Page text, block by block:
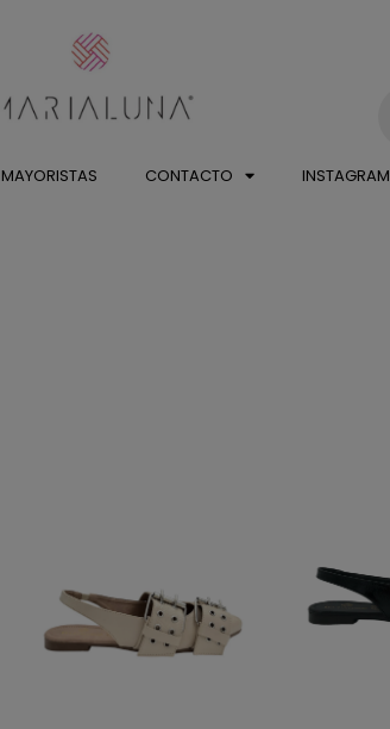
MAYORISTAS CONTACTO INSTAGRAM